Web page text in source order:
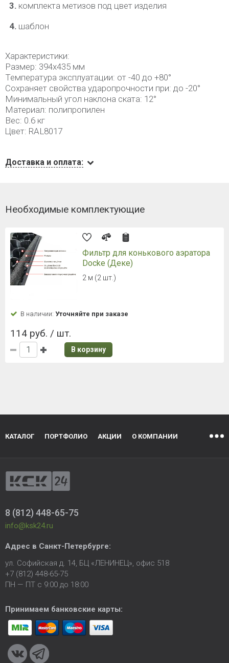
комплекта метизов под цвет изделия
шаблон
Характеристики:
Размер: 394х435 мм
Температура эксплуатации: от -40 до +80°
Сохраняет свойства ударопрочности при: до -20°
Минимальный угол наклона ската: 12°
Материал: полипропилен
Вес: 0.6 кг
Цвет: RAL8017
Доставка и оплата:
Необходимые комплектующие
Фильтр для конькового аэратора
Docke (Деке)
2 м (2 шт.)
В наличии: Уточняйте при заказе
114 руб. / шт.
В корзину
КАТАЛОГ ПОРТФОЛИО АКЦИИ О КОМПАНИИ
8 (812) 448-65-75
info@ksk24.ru
Адрес в Санкт-Петербурге:
ул. Софийская д. 14, БЦ «ЛЕНИНЕЦ», офис 518
+7 (812) 448-65-75
ПН — ПТ с 9:00 до 18:00
Принимаем банковские карты: